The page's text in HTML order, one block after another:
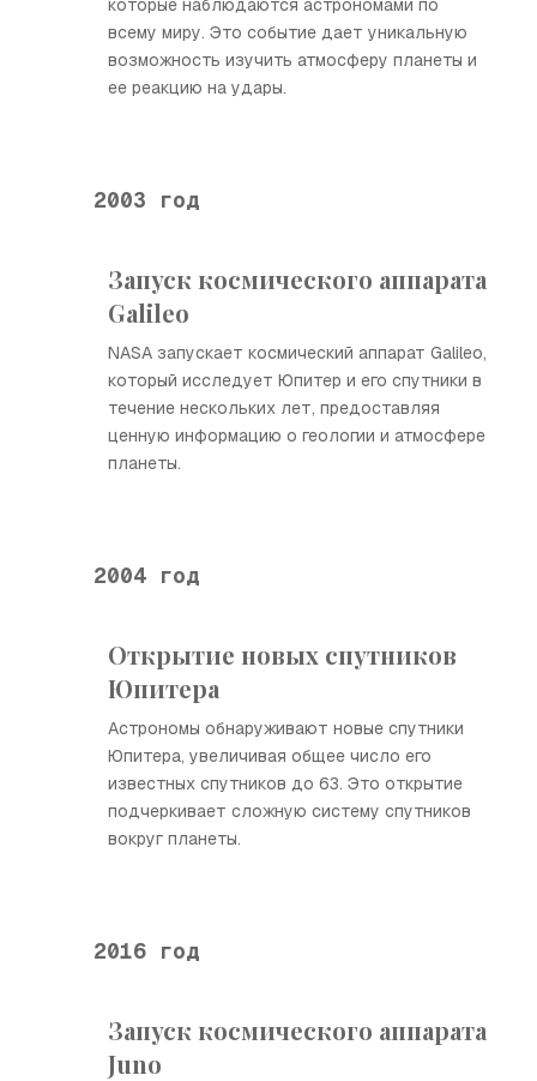
которые наблюдаются астрономами по
всему миру. Это событие дает уникальную
возможность изучить атмосферу планеты и
ее реакцию на удары.
2003 год
Запуск космического аппарата
Galileo
NASA запускает космический аппарат Galileo,
который исследует Юпитер и его спутники в
течение нескольких лет, предоставляя
ценную информацию о геологии и атмосфере
планеты.
2004 год
Открытие новых спутников
Юпитера
Астрономы обнаруживают новые спутники
Юпитера, увеличивая общее число его
известных спутников до 63. Это открытие
подчеркивает сложную систему спутников
вокруг планеты.
2016 год
Запуск космического аппарата
Juno